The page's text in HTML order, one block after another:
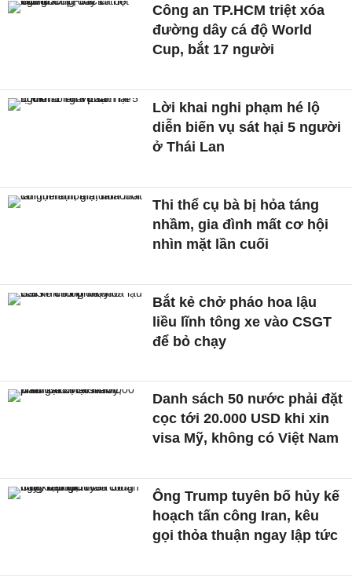
Công an TP.HCM triệt xóa
đường dây cá độ World
Cup, bắt 17 người
Lời khai nghi phạm hé lộ
diễn biến vụ sát hại 5 người
ở Thái Lan
Thi thể cụ bà bị hỏa táng
nhầm, gia đình mất cơ hội
nhìn mặt lần cuối
Bắt kẻ chở pháo hoa lậu
liều lĩnh tông xe vào CSGT
để bỏ chạy
Danh sách 50 nước phải đặt
cọc tới 20.000 USD khi xin
visa Mỹ, không có Việt Nam
Ông Trump tuyên bố hủy kế
hoạch tấn công Iran, kêu
gọi thỏa thuận ngay lập tức